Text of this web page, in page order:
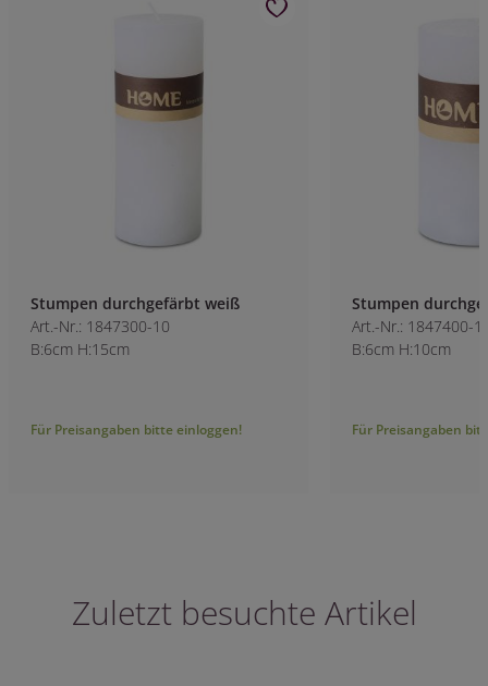
Stumpen durchgefärbt weiß
Art.-Nr.: 1847300-10
B:6cm H:15cm
Für Preisangaben bitte einloggen!
Stumpen
Art.-Nr.: 1847400-
B:6cm H:10cm
Für Preisangaben
Zuletzt besuchte Artikel